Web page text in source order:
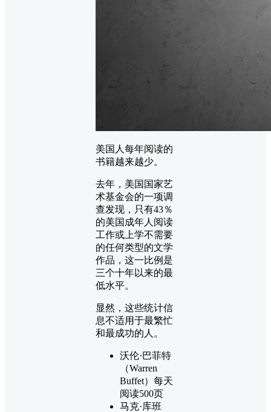
美国人每年阅读的
书籍越来越少。
去年，美国国家艺
术基金会的一项调
查发现，只有43％
的美国成年人阅读
工作或上学不需要
的任何类型的文学
作品，这一比例是
三个十年以来的最
低水平。
显然，这些统计信
息不适用于最繁忙
和最成功的人。
沃伦·巴菲特
（Warren
Buffet）每天
阅读500页
马克·库班